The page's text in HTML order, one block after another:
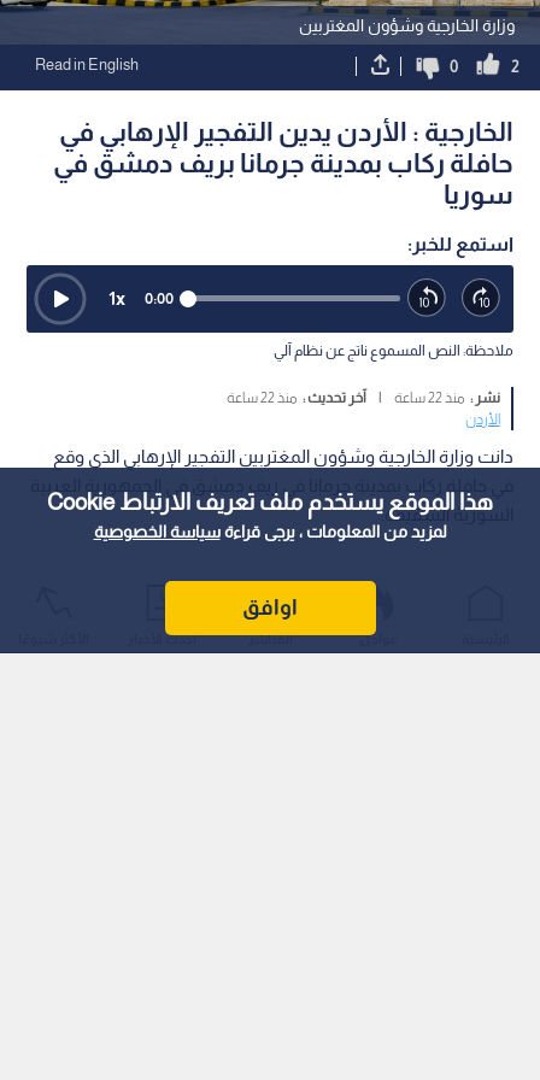
هذا الموقع يستخدم ملف تعريف الارتباط Cookie
لمزيد من المعلومات ، يرجى قراءةسياسة الخصوصية
اوافق
وزارة الخارجية وشؤون المغتربين
2
0
Read in English
الخارجية : الأردن يدين التفجير الإرهابي في
حافلة ركاب بمدينة جرمانا بريف دمشق في
سوريا
استمع للخبر:
0:00
1x
ملاحظة: النص المسموع ناتج عن نظام آلي
نشر : منذ 22 ساعة | آخر تحديث : منذ 22 ساعة
الأردن
‏دانت وزارة الخارجية وشؤون المغتربين التفجير الإرهابي الذي وقع
السورية الشقيقة.
عواجل المباشر أحدث الأخبار